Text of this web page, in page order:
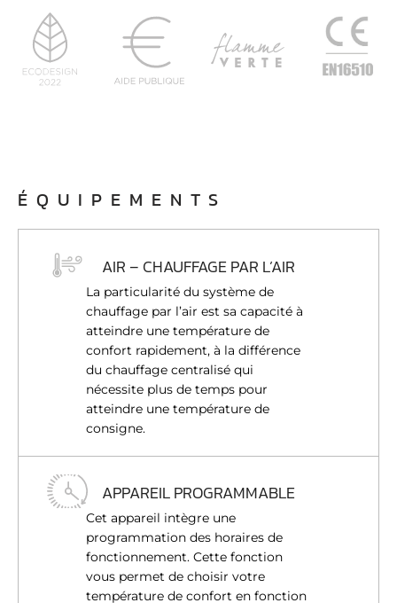
ÉQUIPEMENTS
AIR – CHAUFFAGE PAR L’AIR
La particularité du système de
chauffage par l’air est sa capacité à
atteindre une température de
confort rapidement, à la différence
du chauffage centralisé qui
nécessite plus de temps pour
atteindre une température de
consigne.
APPAREIL PROGRAMMABLE
Cet appareil intègre une
programmation des horaires de
fonctionnement. Cette fonction
vous permet de choisir votre
température de confort en fonction